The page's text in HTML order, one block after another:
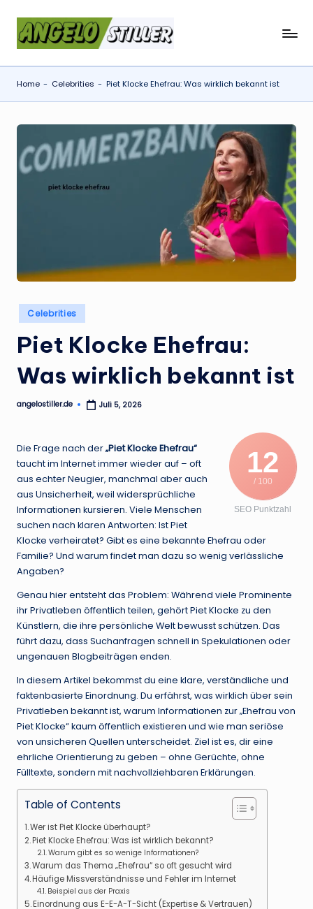
a
n
g
o
e
.
d
e
Home - Celebrities - Piet Klocke Ehefrau: Was wirklich bekannt ist
Posted
in
Celebrities
Piet Klocke Ehefrau:
Was wirklich bekannt ist
Posted
angelostiller.de Juli 5, 2026
12
/ 100
SEO Punktzahl
Die Frage nach der„Piet Klocke Ehefrau“
taucht im Internet immer wieder auf – oft
aus echter Neugier, manchmal aber auch
aus Unsicherheit, weil widersprüchliche
Informationen kursieren. Viele Menschen
suchen nach klaren Antworten: Ist Piet
Klocke verheiratet? Gibt es eine bekannte Ehefrau oder
Familie? Und warum findet man dazu so wenig verlässliche
Angaben?
Genau hier entsteht das Problem: Während viele Prominente
ihr Privatleben öffentlich teilen, gehört Piet Klocke zu den
Künstlern, die ihre persönliche Welt bewusst schützen. Das
führt dazu, dass Suchanfragen schnell in Spekulationen oder
ungenauen Blogbeiträgen enden.
In diesem Artikel bekommst du eine klare, verständliche und
faktenbasierte Einordnung. Du erfährst, was wirklich über sein
Privatleben bekannt ist, warum Informationen zur „Ehefrau von
Piet Klocke“ kaum öffentlich existieren und wie man seriöse
von unsicheren Quellen unterscheidet. Ziel ist es, dir eine
ehrliche Orientierung zu geben – ohne Gerüchte, ohne
Fülltexte, sondern mit nachvollziehbaren Erklärungen.
Table of Contents
Wer ist Piet Klocke überhaupt?
Piet Klocke Ehefrau: Was ist wirklich bekannt?
Warum gibt es so wenige Informationen?
Warum das Thema „Ehefrau“ so oft gesucht wird
Häufige Missverständnisse und Fehler im Internet
Beispiel aus der Praxis
Einordnung aus E-E-A-T-Sicht (Expertise & Vertrauen)